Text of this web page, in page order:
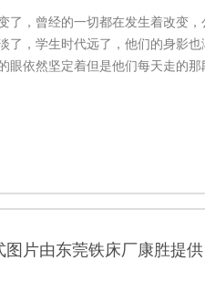
了，曾经的一切都在发生着改变
了，学生时代远了，他们的身影
眼依然坚定着但是他们每天走的
图片由东莞铁床厂康胜提供